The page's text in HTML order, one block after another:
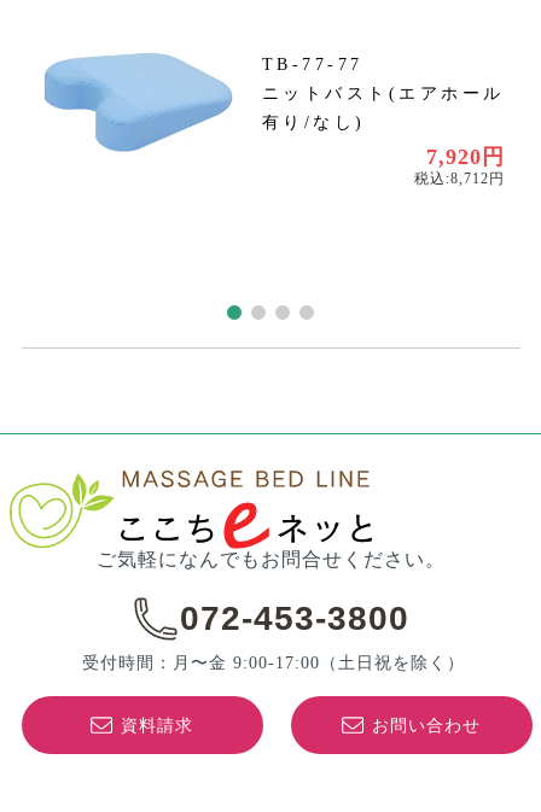
TB-77-77
ニットバスト(エアホール
有り/なし)
7,920円
税込:8,712円
ご気軽になんでもお問合せください。
072-453-3800
受付時間：月〜金 9:00-17:00 （土日祝を除く）
資料請求 お問い合わせ